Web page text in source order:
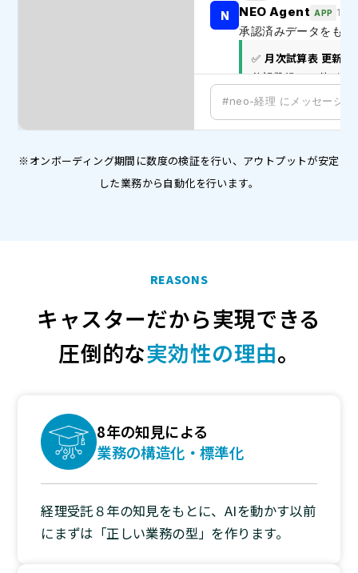
N NEO Agent APP
承認済みデータをも
✅月次試算表 更新完
仕訳登録：50件 ｜
差分なし — 正常処理
✅ 3
サンプリングチェッ
#neo-経理 にメッセージを
※オンボーディング期間に数度の検証を行い、アウトプットが安定
した業務から自動化を行います。
REASONS
キャスターだから実現できる
圧倒的な実効性の理由。
8年の知見による
業務の構造化・標準化
経理受託８年の知見をもとに、AIを動かす以前
にまずは「正しい業務の型」を作ります。